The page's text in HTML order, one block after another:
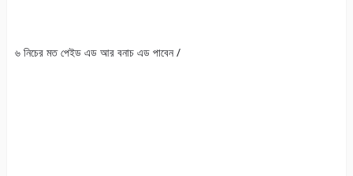
৬ নিচের মত পেইড এড আর বনাচ এড পাবেন /